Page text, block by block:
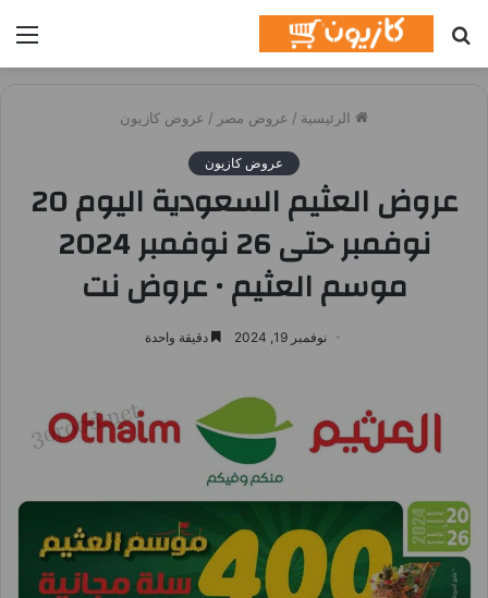
عن
الرئيسية / عروض مصر / عروض كازيون
عروض كازيون
عروض العثيم السعودية اليوم 20
نوفمبر حتى 26 نوفمبر 2024
موسم العثيم • عروض نت
نوفمبر 19, 2024 دقيقة واحدة